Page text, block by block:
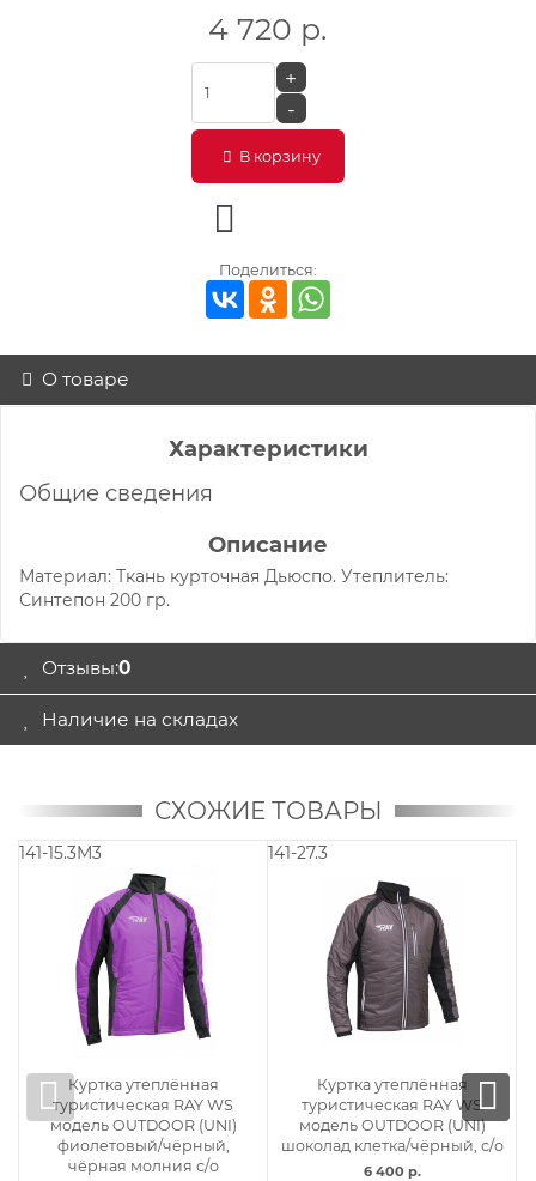
4 720 р.
+
-
В корзину
Поделиться:
О товаре
Характеристики
Общие сведения
Описание
Материал: Ткань курточная Дьюспо. Утеплитель:
Синтепон 200 гр.
Отзывы:0
Наличие на складах
СХОЖИЕ ТОВАРЫ
141-15.3M3
Куртка утеплённая
туристическая RAY WS
модель OUTDOOR (UNI)
фиолетовый/чёрный,
чёрная молния с/о
141-27.3
Куртка утеплённая
туристическая RAY WS
модель OUTDOOR (UNI)
шоколад клетка/чёрный, с/о
6 400 р.